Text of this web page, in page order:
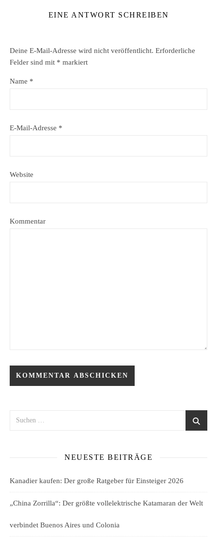
EINE ANTWORT SCHREIBEN
Deine E-Mail-Adresse wird nicht veröffentlicht. Erforderliche
Felder sind mit * markiert
Name *
E-Mail-Adresse *
Website
Kommentar
NEUESTE BEITRÄGE
Kanadier kaufen: Der große Ratgeber für Einsteiger 2026
„China Zorrilla“: Der größte vollelektrische Katamaran der Welt
verbindet Buenos Aires und Colonia